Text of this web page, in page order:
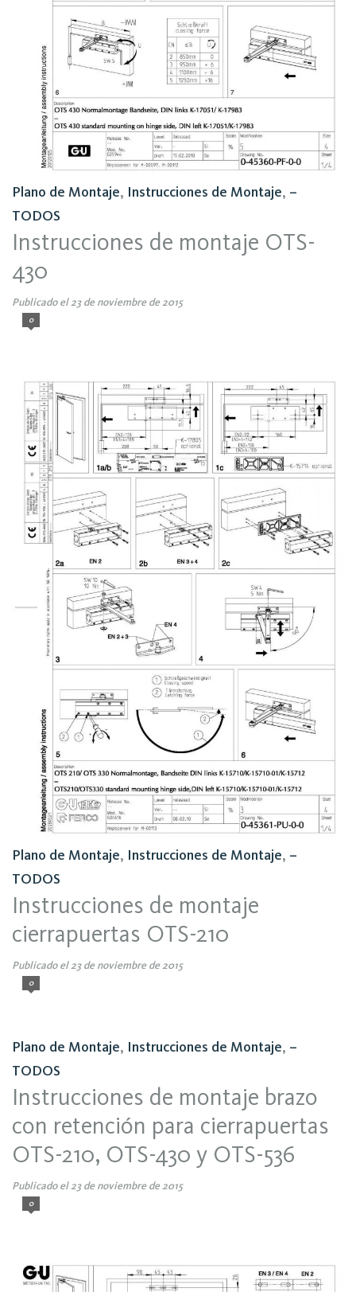
Plano de Montaje, Instrucciones de Montaje, –
TODOS
Instrucciones de montaje OTS-
430
Publicado el 23 de noviembre de 2015
0
Plano de Montaje, Instrucciones de Montaje, –
TODOS
Instrucciones de montaje
cierrapuertas OTS-210
Publicado el 23 de noviembre de 2015
0
Plano de Montaje, Instrucciones de Montaje, –
TODOS
Instrucciones de montaje brazo
con retención para cierrapuertas
OTS-210, OTS-430 y OTS-536
Publicado el 23 de noviembre de 2015
0